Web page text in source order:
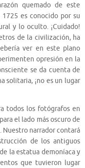
quemado de este
es conocido por su
y lo oculto. ¡Cuidado!
de la civilización, ha
ver en este plano
opresión en la
se da cuenta de
solitaria, ¡no es un lugar
todos los fotógrafos en
el lado más oscuro de
Nuestro narrador contará
de los antiguos
la estatua demoníaca y
que tuvieron lugar